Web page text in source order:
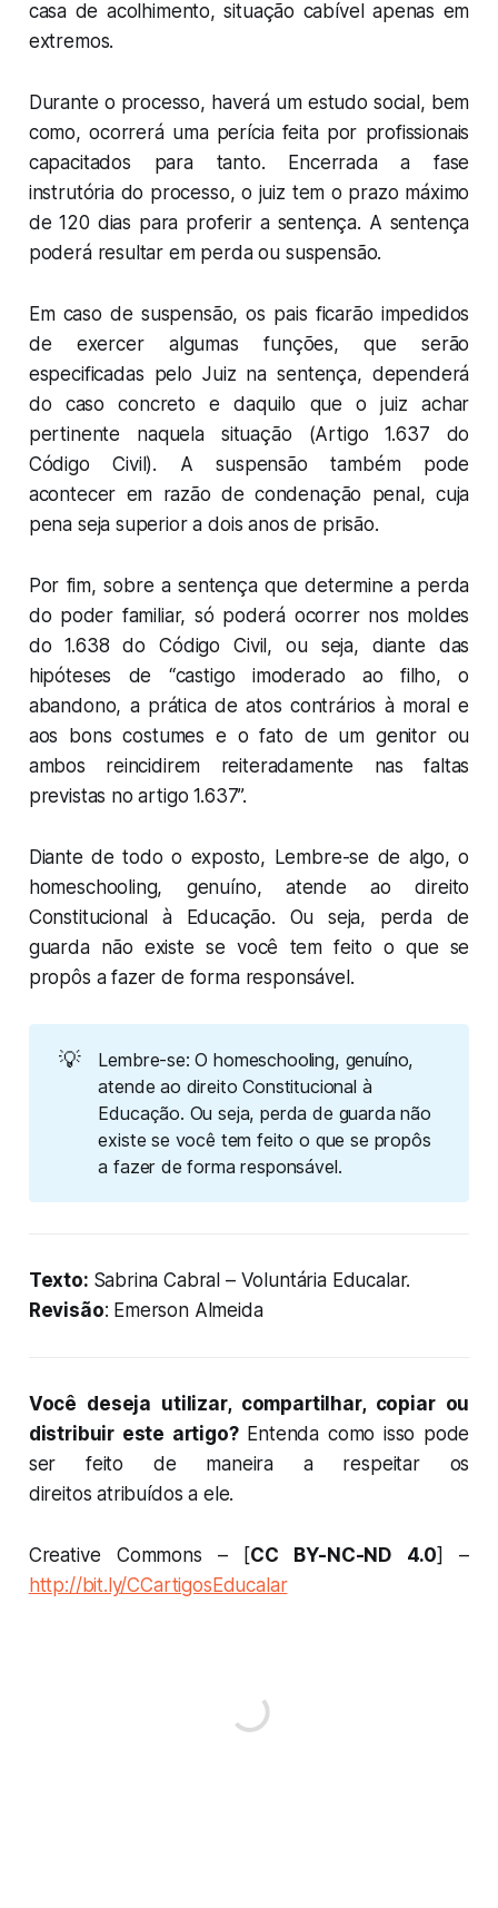
casa de acolhimento, situação cabível apenas em
extremos.
Durante o processo, haverá um estudo social, bem
como, ocorrerá uma perícia feita por profissionais
capacitados para tanto. Encerrada a fase
instrutória do processo, o juiz tem o prazo máximo
de 120 dias para proferir a sentença. A sentença
poderá resultar em perda ou suspensão.
Em caso de suspensão, os pais ficarão impedidos
de exercer algumas funções, que serão
especificadas pelo Juiz na sentença, dependerá
do caso concreto e daquilo que o juiz achar
pertinente naquela situação (Artigo 1.637 do
Código Civil). A suspensão também pode
acontecer em razão de condenação penal, cuja
pena seja superior a dois anos de prisão.
Por fim, sobre a sentença que determine a perda
do poder familiar, só poderá ocorrer nos moldes
do 1.638 do Código Civil, ou seja, diante das
hipóteses de “castigo imoderado ao filho, o
abandono, a prática de atos contrários à moral e
aos bons costumes e o fato de um genitor ou
ambos reincidirem reiteradamente nas faltas
previstas no artigo 1.637”.
Diante de todo o exposto, Lembre-se de algo, o
homeschooling, genuíno, atende ao direito
Constitucional à Educação. Ou seja, perda de
guarda não existe se você tem feito o que se
propôs a fazer de forma responsável.
💡
Lembre-se: O homeschooling, genuíno,
atende ao direito Constitucional à
Educação. Ou seja, perda de guarda não
existe se você tem feito o que se propôs
a fazer de forma responsável.
Texto: Sabrina Cabral – Voluntária Educalar.
Revisão: Emerson Almeida
Você deseja utilizar, compartilhar, copiar ou
distribuir este artigo?Entenda como isso pode
ser feito de maneira a respeitar os
direitos atribuídos a ele.
Creative Commons – [CC BY-NC-ND 4.0] –
http://bit.ly/CCartigosEducalar